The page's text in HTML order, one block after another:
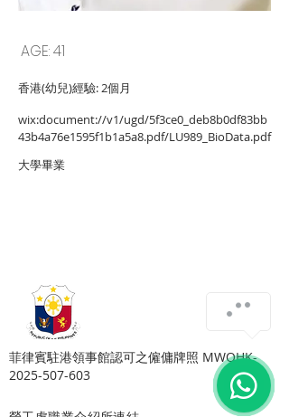
AGE: 41
香港(幼兒)經驗: 2個月
wix:document://v1/ugd/5f3ce0_deb8b0df83bb
43b4a76e1595f1b1a5a8.pdf/LU989_BioData.pdf
大學畢業
​菲律賓駐港領事館認可之僱傭牌照 MWOHK-
2025-507-603